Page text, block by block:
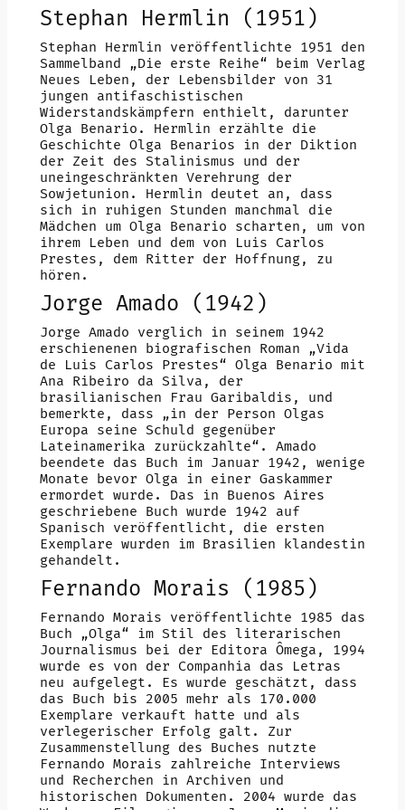
Stephan Hermlin (1951)
Stephan Hermlin veröffentlichte 1951 den
Sammelband „Die erste Reihe“ beim Verlag
Neues Leben, der Lebensbilder von 31
jungen antifaschistischen
Widerstandskämpfern enthielt, darunter
Olga Benario. Hermlin erzählte die
Geschichte Olga Benarios in der Diktion
der Zeit des Stalinismus und der
uneingeschränkten Verehrung der
Sowjetunion. Hermlin deutet an, dass
sich in ruhigen Stunden manchmal die
Mädchen um Olga Benario scharten, um von
ihrem Leben und dem von Luis Carlos
Prestes, dem Ritter der Hoffnung, zu
hören.
Jorge Amado (1942)
Jorge Amado verglich in seinem 1942
erschienenen biografischen Roman „Vida
de Luis Carlos Prestes“ Olga Benario mit
Ana Ribeiro da Silva, der
brasilianischen Frau Garibaldis, und
bemerkte, dass „in der Person Olgas
Europa seine Schuld gegenüber
Lateinamerika zurückzahlte“. Amado
beendete das Buch im Januar 1942, wenige
Monate bevor Olga in einer Gaskammer
ermordet wurde. Das in Buenos Aires
geschriebene Buch wurde 1942 auf
Spanisch veröffentlicht, die ersten
Exemplare wurden im Brasilien klandestin
gehandelt.
Fernando Morais (1985)
Fernando Morais veröffentlichte 1985 das
Buch „Olga“ im Stil des literarischen
Journalismus bei der Editora Ômega, 1994
wurde es von der Companhia das Letras
neu aufgelegt. Es wurde geschätzt, dass
das Buch bis 2005 mehr als 170.000
Exemplare verkauft hatte und als
verlegerischer Erfolg galt. Zur
Zusammenstellung des Buches nutzte
Fernando Morais zahlreiche Interviews
und Recherchen in Archiven und
historischen Dokumenten. 2004 wurde das